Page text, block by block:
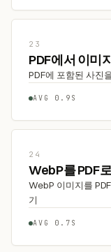
23
PDF에서 이미
PDF에 포함된 사진
AVG 0.9S
24
WebP를 PDF
WebP 이미지를
기
AVG 0.7S